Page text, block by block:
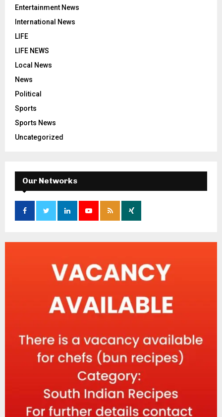
Entertainment News
International News
LIFE
LIFE NEWS
Local News
News
Political
Sports
Sports News
Uncategorized
Our Networks